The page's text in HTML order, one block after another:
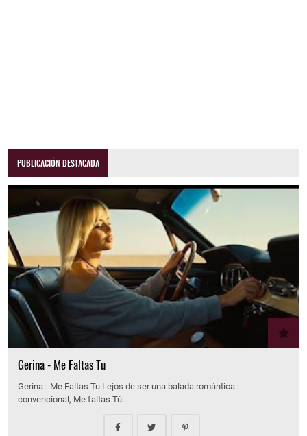
PUBLICACIÓN DESTACADA
Gerina - Me Faltas Tu
Gerina - Me Faltas Tu Lejos de ser una balada romántica
convencional, Me faltas Tú…